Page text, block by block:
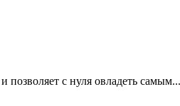
позволяет с нуля овладеть самым...